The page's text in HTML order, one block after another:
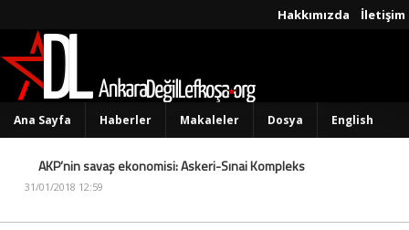
Hakkımızda İletişim
Ana Sayfa Haberler Makaleler Dosya English
AKP’nin savaş ekonomisi: Askeri-Sınai Kompleks
31/01/2018 12:59